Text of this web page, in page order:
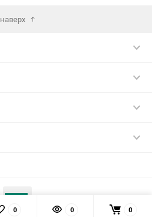
наверх
0 0 0